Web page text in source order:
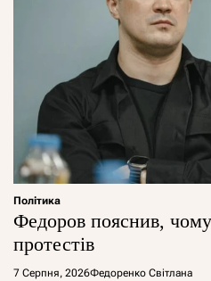
Політика
Федоров пояснив,
протестів
7 Серпня, 2026Федоренко Світлана